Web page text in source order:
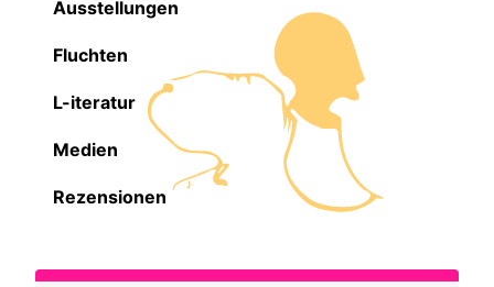
Ausstellungen
Fluchten
L-iteratur
Medien
Rezensionen